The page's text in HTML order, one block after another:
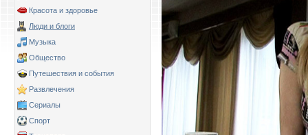
Красота и здоровье
Люди и блоги
Музыка
Общество
Путешествия и события
Развлечения
Сериалы
Спорт